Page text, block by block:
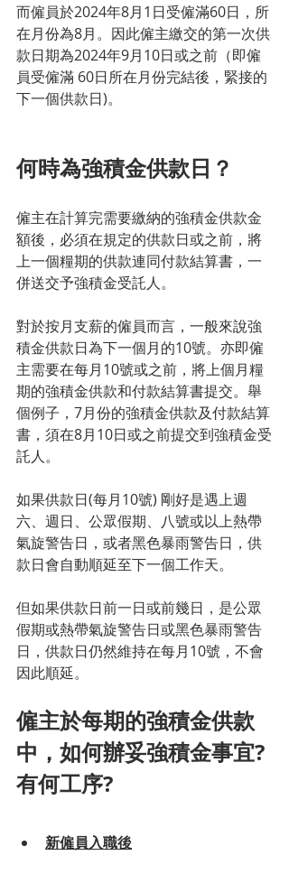
而僱員於2024年8月1日受僱滿60日，所
在月份為8月。因此僱主繳交的第一次供
款日期為2024年9月10日或之前（即僱
員受僱滿 60日所在月份完結後，緊接的
下一個供款日)。
何時為強積金供款日？
僱主在計算完需要繳納的強積金供款金
額後，必須在規定的供款日或之前，將
上一個糧期的供款連同付款結算書，一
併送交予強積金受託人。
對於按月支薪的僱員而言，一般來說強
積金供款日為下一個月的10號。亦即僱
主需要在每月10號或之前，將上個月糧
期的強積金供款和付款結算書提交。舉
個例子，7月份的強積金供款及付款結算
書，須在8月10日或之前提交到強積金受
託人。
如果供款日(每月10號) 剛好是遇上週
六、週日、公眾假期、八號或以上熱帶
氣旋警告日，或者黑色暴雨警告日，供
款日會自動順延至下一個工作天。
但如果供款日前一日或前幾日，是公眾
假期或熱帶氣旋警告日或黑色暴雨警告
日，供款日仍然維持在每月10號，不會
因此順延。
僱主於每期的強積金供款
中，如何辦妥強積金事宜?
有何工序?
新僱員入職後